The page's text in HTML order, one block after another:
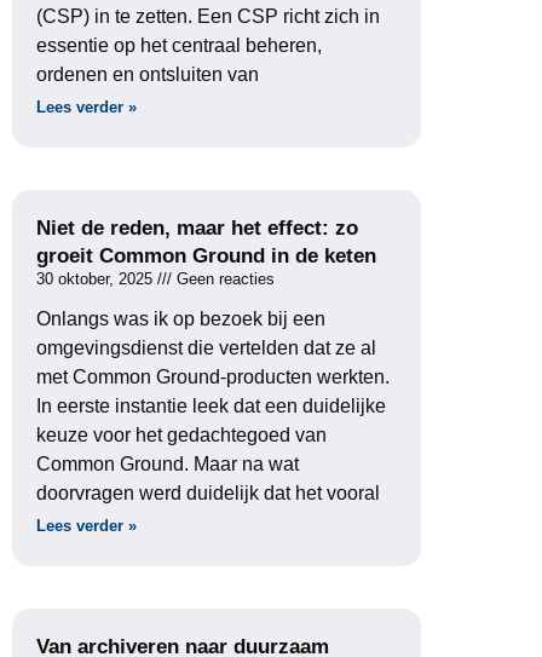
(CSP) in te zetten. Een CSP richt zich in
essentie op het centraal beheren,
ordenen en ontsluiten van
Lees verder »
Niet de reden, maar het effect: zo
groeit Common Ground in de keten
30 oktober, 2025 Geen reacties
Onlangs was ik op bezoek bij een
omgevingsdienst die vertelden dat ze al
met Common Ground-producten werkten.
In eerste instantie leek dat een duidelijke
keuze voor het gedachtegoed van
Common Ground. Maar na wat
doorvragen werd duidelijk dat het vooral
Lees verder »
Van archiveren naar duurzaam